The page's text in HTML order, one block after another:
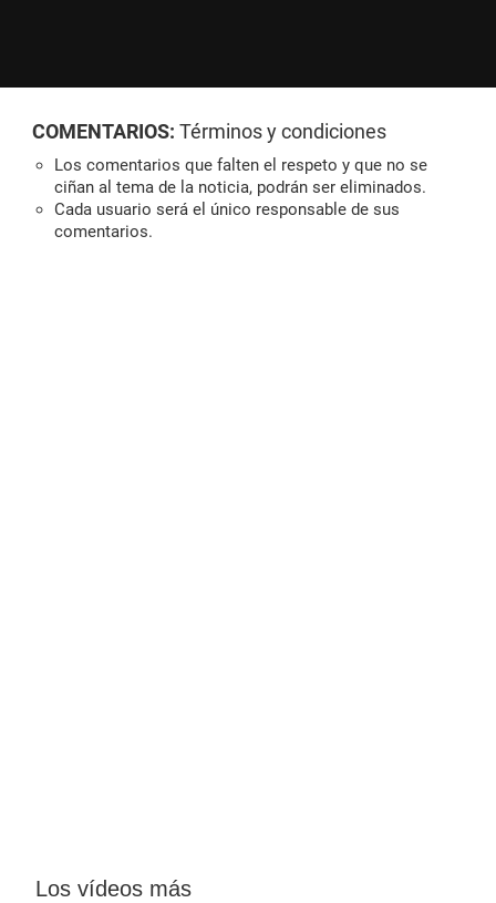
COMENTARIOS: Términos y condiciones
Los comentarios que falten el respeto y que no se
ciñan al tema de la noticia, podrán ser eliminados.
Cada usuario será el único responsable de sus
comentarios.
Los vídeos más